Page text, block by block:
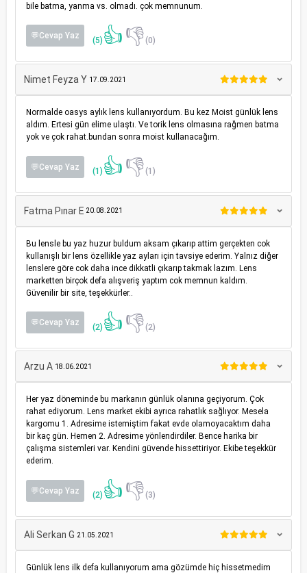
bile batma, yanma vs. olmadı. çok memnunum.
💬Cevap Yaz (5) 👍👎(0)
Nimet Feyza Y 17.09.2021
Normalde oasys aylık lens kullanıyordum. Bu kez Moist günlük lens
aldım. Ertesi gün elime ulaştı. Ve torik lens olmasına rağmen batma
yok ve çok rahat.bundan sonra moist kullanacağım.
💬Cevap Yaz (1) 👍👎(1)
Fatma Pınar E 20.08.2021
Bu lensle bu yaz huzur buldum aksam çıkarıp attim gerçekten cok
kullanışlı bir lens özellikle yaz ayları için tavsiye ederim. Yalnız diğer
lenslere göre cok daha ince dikkatli çıkarıp takmak lazım. Lens
marketten birçok defa alışveriş yaptım cok memnun kaldım.
Güvenilir bir site, teşekkürler..
💬Cevap Yaz (2) 👍👎(2)
Arzu A 18.06.2021
Her yaz döneminde bu markanın günlük olanına geçiyorum. Çok
rahat ediyorum. Lens market ekibi ayrıca rahatlık sağlıyor. Mesela
kargomu 1. Adresime istemiştim fakat evde olamoyacaktım daha
bir kaç gün. Hemen 2. Adresime yönlendirdiler. Bence harika bir
çalışma sistemleri var. Kendini güvende hissettiriyor. Ekibe teşekkür
ederim.
💬Cevap Yaz (2) 👍👎(3)
Ali Serkan G 21.05.2021
Günlük lens ilk defa kullanıyorum ama gözümde hiç hissetmedim